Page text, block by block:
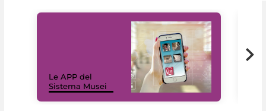
Le APP del
Sistema Musei